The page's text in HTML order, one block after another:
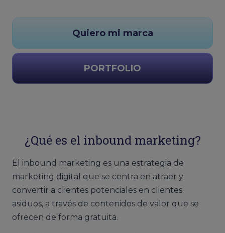
Quiero mi marca
PORTFOLIO
¿Qué es el inbound marketing?
El inbound marketing es una estrategia de
marketing digital que se centra en atraer y
convertir a clientes potenciales en clientes
asiduos, a través de contenidos de valor que se
ofrecen de forma gratuita.